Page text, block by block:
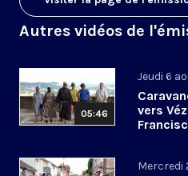
Autres vidéos de
05:46
Jeudi 6
vers
Mercredi